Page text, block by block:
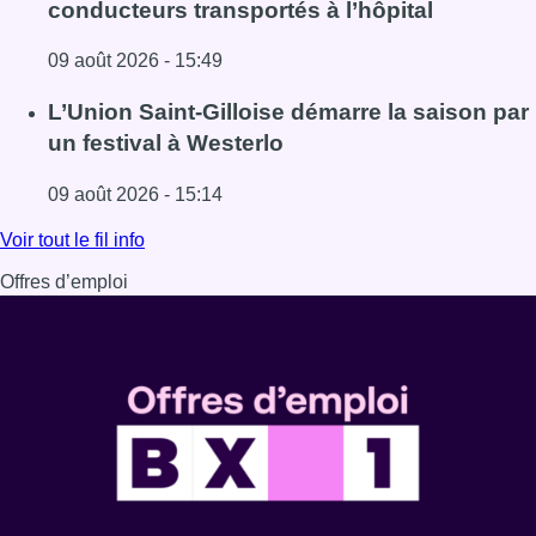
conducteurs transportés à l’hôpital
09 août 2026 - 15:49
Lire l'article Collision entre trois véhicules à Uccle, deux
L’Union Saint-Gilloise démarre la saison par
un festival à Westerlo
09 août 2026 - 15:14
Lire l'article L’Union Saint-Gilloise démarre la saison par
Voir tout le fil info
Offres d’emploi